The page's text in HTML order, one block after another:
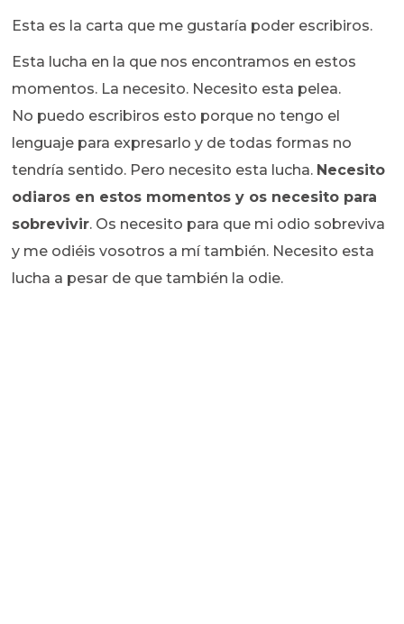
Esta es la carta que me gustaría poder escribiros.
Esta lucha en la que nos encontramos en estos
momentos. La necesito. Necesito esta pelea.
No puedo escribiros esto porque no tengo el
lenguaje para expresarlo y de todas formas no
tendría sentido. Pero necesito esta lucha. Necesito
odiaros en estos momentos y os necesito para
sobrevivir. Os necesito para que mi odio sobreviva
y me odiéis vosotros a mí también. Necesito esta
lucha a pesar de que también la odie.